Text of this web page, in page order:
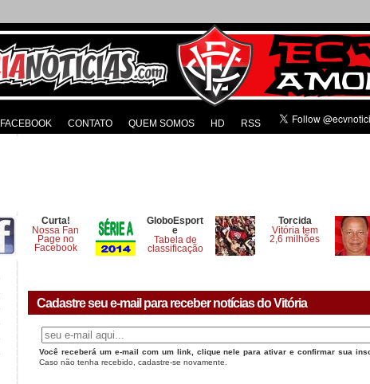
FACEBOOK CONTATO QUEM SOMOS HD RSS
Curta!
Nossa Fan
Page no
Facebook
GloboEsport
e
Tabela de
classificação
Torcida
Vitória tem
2,6 milhões
Cadastre seu e-mail para receber notícias do Vitória
Você receberá um e-mail com um link, clique nele para ativar e confirmar sua
Caso não tenha recebido, cadastre-se novamente.